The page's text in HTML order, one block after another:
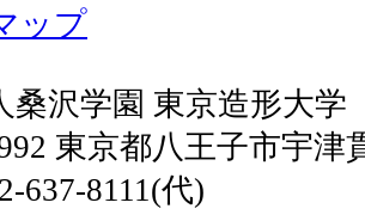
ップ
桑沢学園 東京造形大学
東京都八王子市宇津
637-8111(代)